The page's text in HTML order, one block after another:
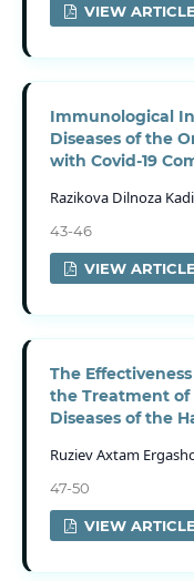
VIEW ARTICLE
Immunological
Diseases of the
with Covid-19
Razikova Dilnoza
43-46
VIEW ARTICLE
The
the Treatment
Diseases of the
Ruziev Axtam
47-50
VIEW ARTICLE